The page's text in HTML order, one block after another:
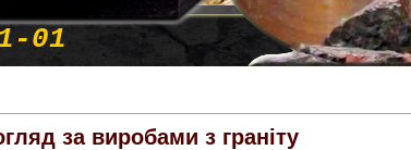
01
за виробами з граніту